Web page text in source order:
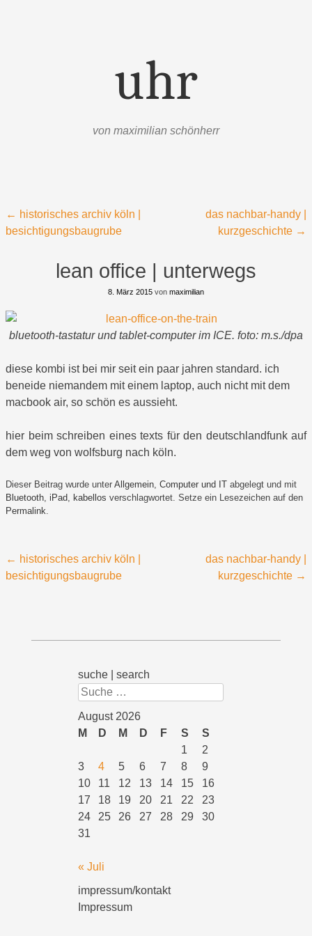
uhr
von maximilian schönherr
Beitragsnavigation
← historisches archiv köln |
besichtigungsbaugrube
das nachbar-handy |
kurzgeschichte →
lean office | unterwegs
8. März 2015 von maximilian
bluetooth-tastatur und tablet-computer im ICE. foto: m.s./dpa
diese kombi ist bei mir seit ein paar jahren standard. ich
beneide niemandem mit einem laptop, auch nicht mit dem
macbook air, so schön es aussieht.
hier beim schreiben eines texts für den deutschlandfunk auf
dem weg von wolfsburg nach köln.
Dieser Beitrag wurde unter Allgemein, Computer und IT abgelegt und mit
Bluetooth, iPad, kabellos verschlagwortet. Setze ein Lesezeichen auf den
Permalink.
Beitragsnavigation
← historisches archiv köln |
besichtigungsbaugrube
das nachbar-handy |
kurzgeschichte →
suche | search
Suchen
August 2026
M
D M D F S
S
1
2
3
4 5 6 7 8
9
10
11 12 13 14 15
16
17
18 19 20 21 22
23
24
25 26 27 28 29
30
31
« Juli
impressum/kontakt
Impressum